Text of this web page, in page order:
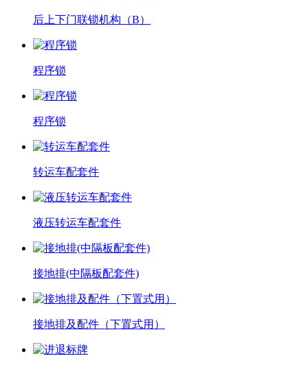
后上下门联锁机构（B）
程序锁
程序锁
转运车配套件
液压转运车配套件
接地排(中隔板配套件)
接地排及配件（下置式用）